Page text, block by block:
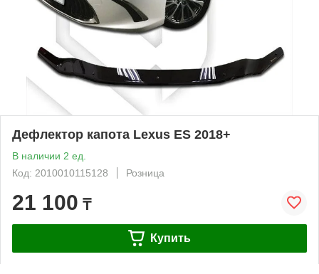
Дефлектор капота Lexus ES 2018+
В наличии 2 ед.
Код: 2010010115128
Розница
21 100 ₸
Купить